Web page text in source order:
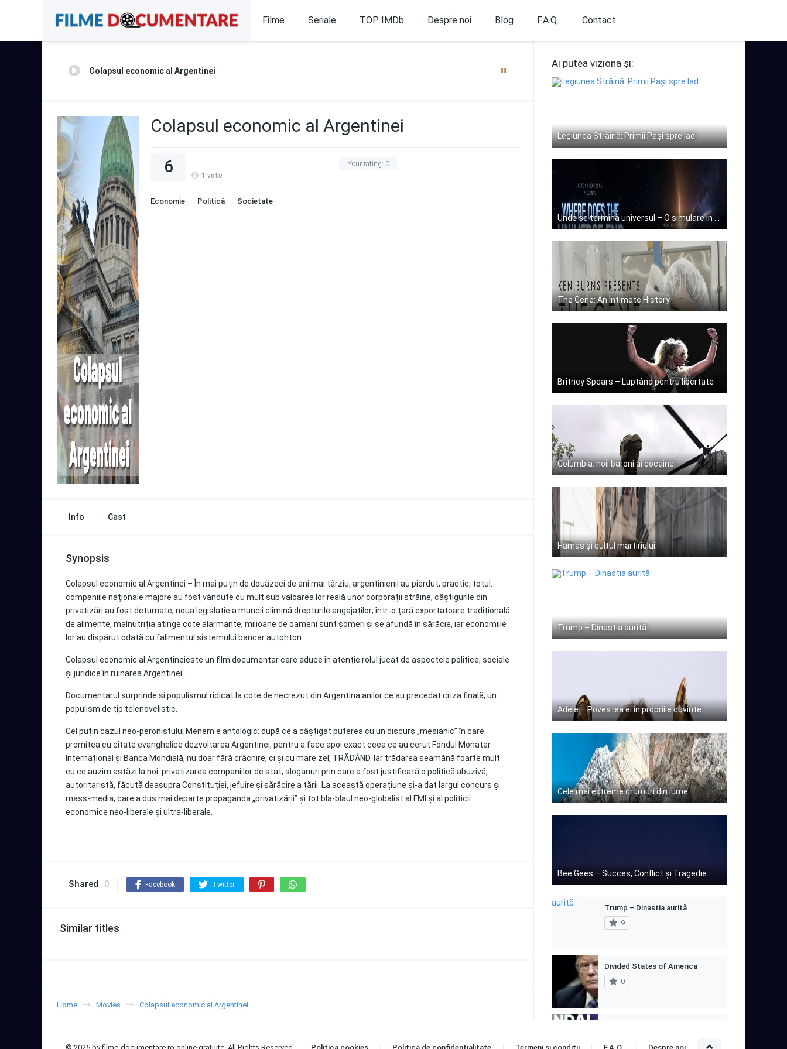
Filme Seriale TOP IMDb Despre noi Blog F.A.Q. Contact
Colapsul economic al Argentinei
Colapsul economic al Argentinei
Your rating: 0
6 1 vote
Economie Politică Societate
Info Cast
Synopsis
Colapsul economic al Argentinei – În mai puțin de douăzeci de ani mai târziu, argentinienii au pierdut, practic, totul:
companiile naționale majore au fost vândute cu mult sub valoarea lor reală unor corporații străine; câștigurile din
privatizări au fost deturnate; noua legislație a muncii elimină drepturile angajaților; într-o țară exportatoare tradițională
de alimente, malnutriția atinge cote alarmante; milioane de oameni sunt șomeri și se afundă în sărăcie, iar economiile
lor au dispărut odată cu falimentul sistemului bancar autohton.
Colapsul economic al Argentineieste un film documentar care aduce în atenție rolul jucat de aspectele politice, sociale
și juridice în ruinarea Argentinei.
Documentarul surprinde si populismul ridicat la cote de necrezut din Argentina anilor ce au precedat criza finală, un
populism de tip telenovelistic.
Cel puțin cazul neo-peronistului Menem e antologic: după ce a câștigat puterea cu un discurs „mesianic” în care
promitea cu citate evanghelice dezvoltarea Argentinei, pentru a face apoi exact ceea ce au cerut Fondul Monatar
Internațional și Banca Mondială, nu doar fără crâcnire, ci și cu mare zel, TRĂDÂND. Iar trădarea seamănă foarte mult
cu ce auzim astăzi la noi: privatizarea companiilor de stat, sloganuri prin care a fost justificată o politică abuzivă,
autoritaristă, făcută deasupra Constituției, jefuire și sărăcire a țării. La această operațiune și-a dat largul concurs și
mass-media, care a dus mai departe propaganda „privatizării” și tot bla-blaul neo-globalist al FMI și al politicii
economice neo-liberale și ultra-liberale.
Shared 0 Facebook Twitter
Similar titles
Home Movies Colapsul economic al Argentinei
Ai putea viziona și:
Legiunea Străină: Primii Pași spre Iad
Unde se termină universul – O simulare in timp real
The Gene: An Intimate History
Britney Spears – Luptând pentru libertate
Columbia: noii baroni ai cocainei
Hamas și cultul martiriului
Trump – Dinastia aurită
Adele – Povestea ei în propriile cuvinte
Cele mai extreme drumuri din lume
Bee Gees – Succes, Conflict și Tragedie
Trump – Dinastia aurită
9
Divided States of America
0